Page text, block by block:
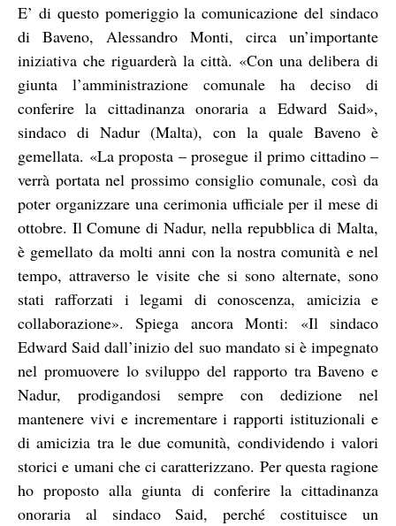
E’ di questo pomeriggio la comunicazione del sindaco
di Baveno, Alessandro Monti, circa un’importante
iniziativa che riguarderà la città. «Con una delibera di
giunta l’amministrazione comunale ha deciso di
conferire la cittadinanza onoraria a Edward Said»,
sindaco di Nadur (Malta), con la quale Baveno è
gemellata. «La proposta – prosegue il primo cittadino –
verrà portata nel prossimo consiglio comunale, così da
poter organizzare una cerimonia ufficiale per il mese di
ottobre. Il Comune di Nadur, nella repubblica di Malta,
è gemellato da molti anni con la nostra comunità e nel
tempo, attraverso le visite che si sono alternate, sono
stati rafforzati i legami di conoscenza, amicizia e
collaborazione». Spiega ancora Monti: «Il sindaco
Edward Said dall’inizio del suo mandato si è impegnato
nel promuovere lo sviluppo del rapporto tra Baveno e
Nadur, prodigandosi sempre con dedizione nel
mantenere vivi e incrementare i rapporti istituzionali e
di amicizia tra le due comunità, condividendo i valori
storici e umani che ci caratterizzano. Per questa ragione
ho proposto alla giunta di conferire la cittadinanza
onoraria al sindaco Said, perché costituisce un